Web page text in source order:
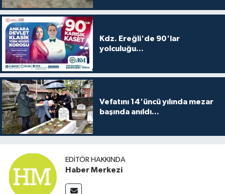
Kdz. Ereğli'de 90'lar
yolculuğu...
Vefatını 14'üncü yılında mezar
başında anıldı...
EDITÖR HAKKINDA
Haber Merkezi